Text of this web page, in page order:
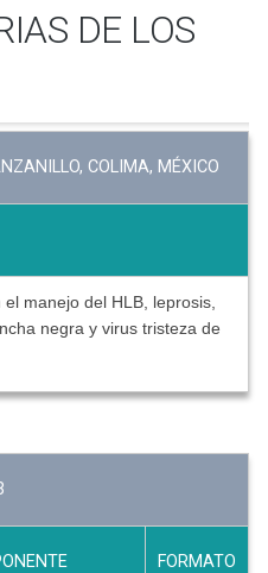
DE LOS
COLIMA, MÉXICO
manejo del HLB, leprosis,
negra y virus tristeza de
FORMATO